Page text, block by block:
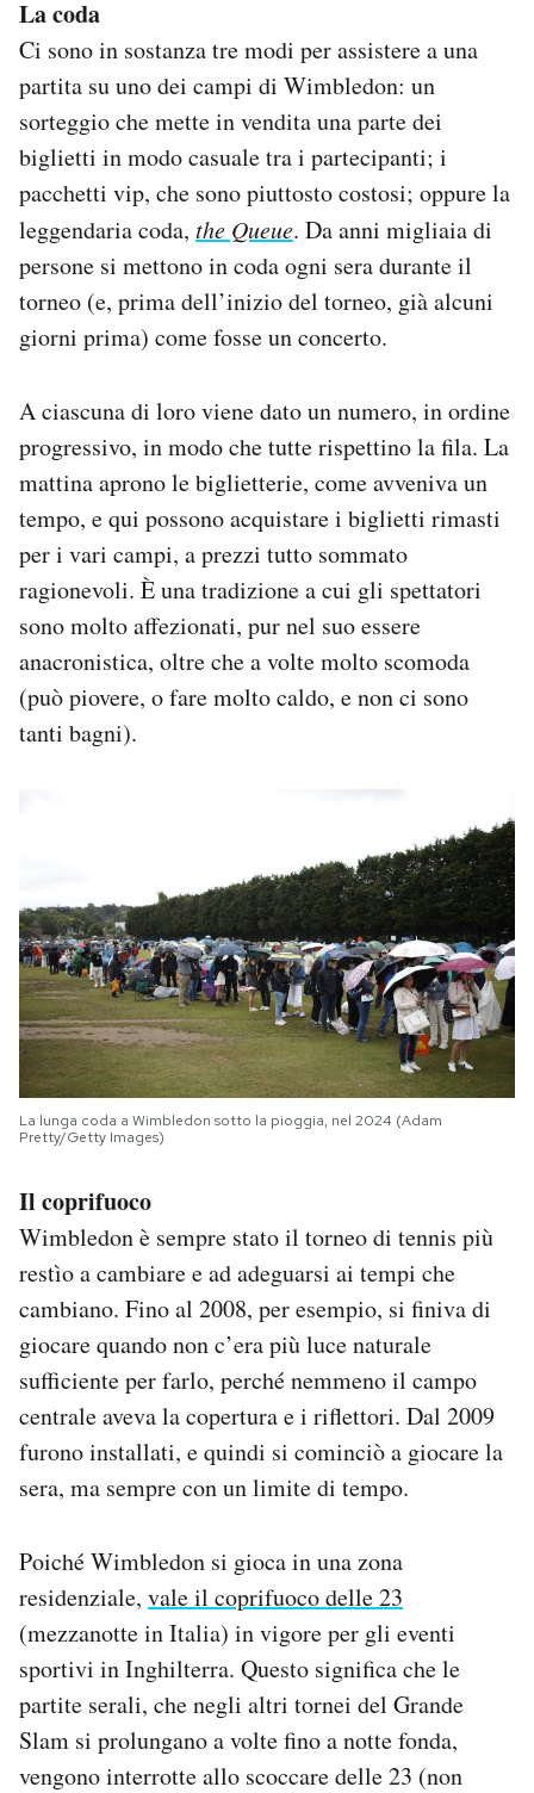
La coda
Ci sono in sostanza tre modi per assistere a una
partita su uno dei campi di Wimbledon: un
sorteggio che mette in vendita una parte dei
biglietti in modo casuale tra i partecipanti; i
pacchetti vip, che sono piuttosto costosi; oppure la
leggendaria coda, the Queue. Da anni migliaia di
persone si mettono in coda ogni sera durante il
torneo (e, prima dell’inizio del torneo, già alcuni
giorni prima) come fosse un concerto.
A ciascuna di loro viene dato un numero, in ordine
progressivo, in modo che tutte rispettino la fila. La
mattina aprono le biglietterie, come avveniva un
tempo, e qui possono acquistare i biglietti rimasti
per i vari campi, a prezzi tutto sommato
ragionevoli. È una tradizione a cui gli spettatori
sono molto affezionati, pur nel suo essere
anacronistica, oltre che a volte molto scomoda
(può piovere, o fare molto caldo, e non ci sono
tanti bagni).
La lunga coda a Wimbledon sotto la pioggia, nel 2024 (Adam
Pretty/Getty Images)
Il coprifuoco
Wimbledon è sempre stato il torneo di tennis più
restìo a cambiare e ad adeguarsi ai tempi che
cambiano. Fino al 2008, per esempio, si finiva di
giocare quando non c’era più luce naturale
sufficiente per farlo, perché nemmeno il campo
centrale aveva la copertura e i riflettori. Dal 2009
furono installati, e quindi si cominciò a giocare la
sera, ma sempre con un limite di tempo.
Poiché Wimbledon si gioca in una zona
residenziale, vale il coprifuoco delle 23
(mezzanotte in Italia) in vigore per gli eventi
sportivi in Inghilterra. Questo significa che le
partite serali, che negli altri tornei del Grande
Slam si prolungano a volte fino a notte fonda,
vengono interrotte allo scoccare delle 23 (non